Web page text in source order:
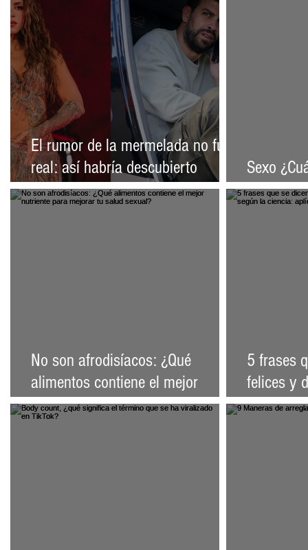
El rumor de la mermelada no fue
real: así habría descubierto
Shakira la infidelidad de Piqué
Sexo
la
No son afrodisíacos: ¿Qué
alimentos contiene el mejor
nutriente para mejorar tu salud
5 frases
felices y
ciencia: